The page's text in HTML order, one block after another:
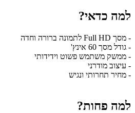
למה כדאי?
- מסך Full HD לתמונה ברורה וחדה
- גודל מסך 60 אינץ'
- ממשק משתמש פשוט וידידותי
- עיצוב מודרני
- מחיר תחרותי ונגיש
למה פחות?